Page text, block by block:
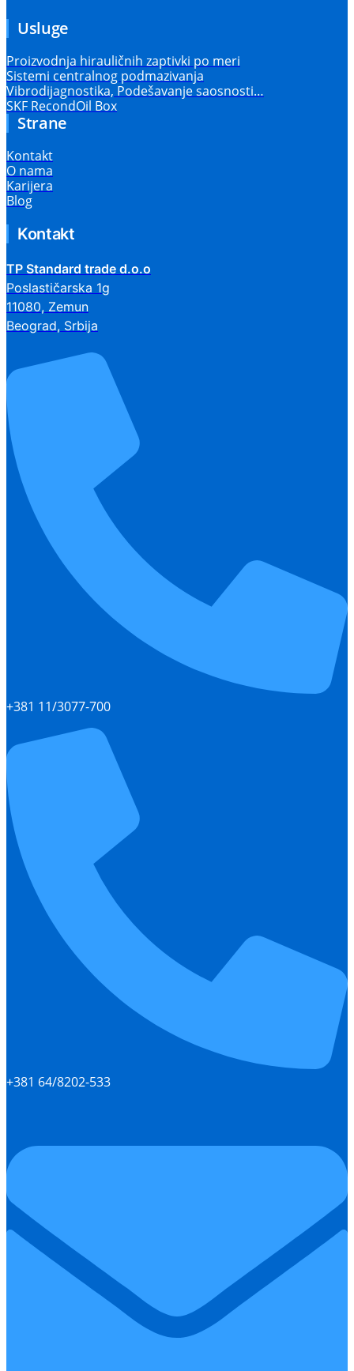
Usluge
Proizvodnja hirauličnih zaptivki po meri
Sistemi centralnog podmazivanja
Vibrodijagnostika, Podešavanje saosnosti…
SKF RecondOil Box
Strane
Kontakt
O nama
Karijera
Blog
Kontakt
TP Standard trade d.o.o
Poslastičarska 1g
11080, Zemun
Beograd, Srbija
+381 11/3077-700
+381 64/8202-533